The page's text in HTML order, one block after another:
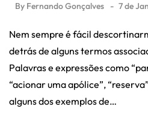
By Fernando Gonçalves 7 de
Nem sempre é fácil
detrás de alguns termos
Palavras e expressões como
“acionar uma apólice”,
alguns dos exemplos de…